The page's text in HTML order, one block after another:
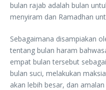
bulan rajab adalah bulan
menyiram dan Ramadhan
Sebagaimana disampiakan
tentang bulan haram
empat bulan tersebut
bulan suci, melakukan
akan lebih besar, dan